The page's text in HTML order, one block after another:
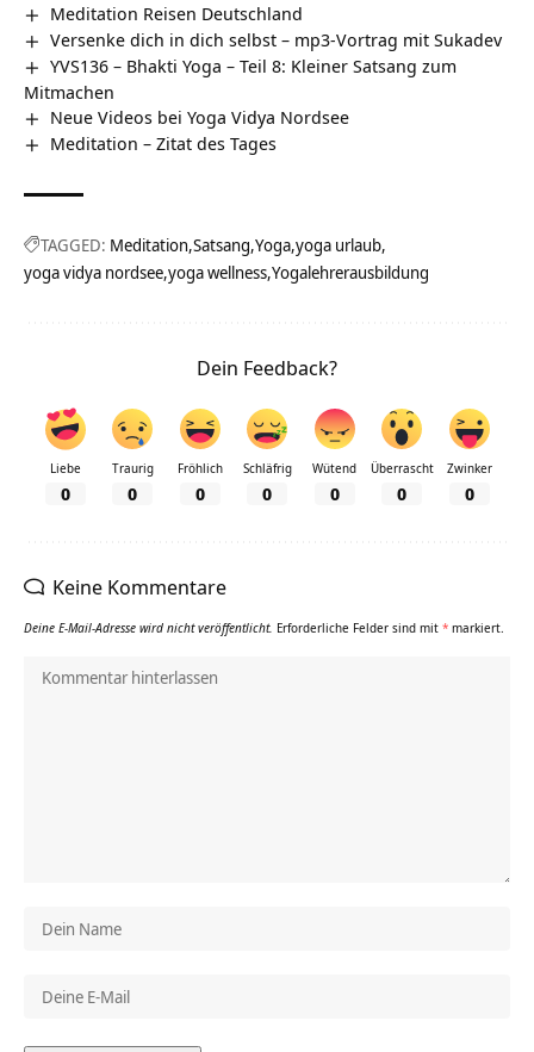
Meditation Reisen Deutschland
Versenke dich in dich selbst – mp3-Vortrag mit Sukadev
YVS136 – Bhakti Yoga – Teil 8: Kleiner Satsang zum
Mitmachen
Neue Videos bei Yoga Vidya Nordsee
Meditation – Zitat des Tages
TAGGED: Meditation Satsang Yoga yoga urlaub
yoga vidya nordsee yoga wellness Yogalehrerausbildung
Dein Feedback?
Liebe
0
Traurig
0
Fröhlich
0
Schläfrig
0
Wütend
0
Überrascht
0
Zwinker
0
Keine Kommentare
Deine E-Mail-Adresse wird nicht veröffentlicht. Erforderliche Felder sind mit * markiert.